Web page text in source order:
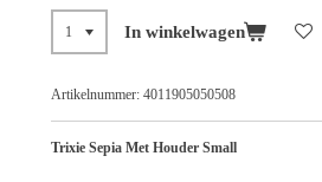
In winkelwagen
Artikelnummer: 4011905050508
Trixie Sepia Met Houder Small